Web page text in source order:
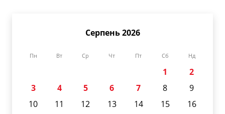
Серпень 2026
Пн Вт Ср Чт Пт Сб Нд
1
2
3
4 5 6 7 8
9
10
11 12 13 14 15
16